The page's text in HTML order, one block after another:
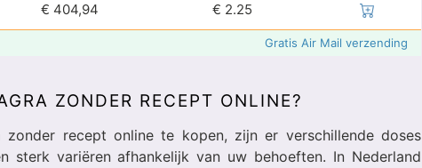
€ 404,94 € 2.25
Gratis Air Mail verzending
ZONDER RECEPT ONLINE?
recept online te kopen, zijn er verschillende doses
sterk variëren afhankelijk van uw behoeften. In Nederland